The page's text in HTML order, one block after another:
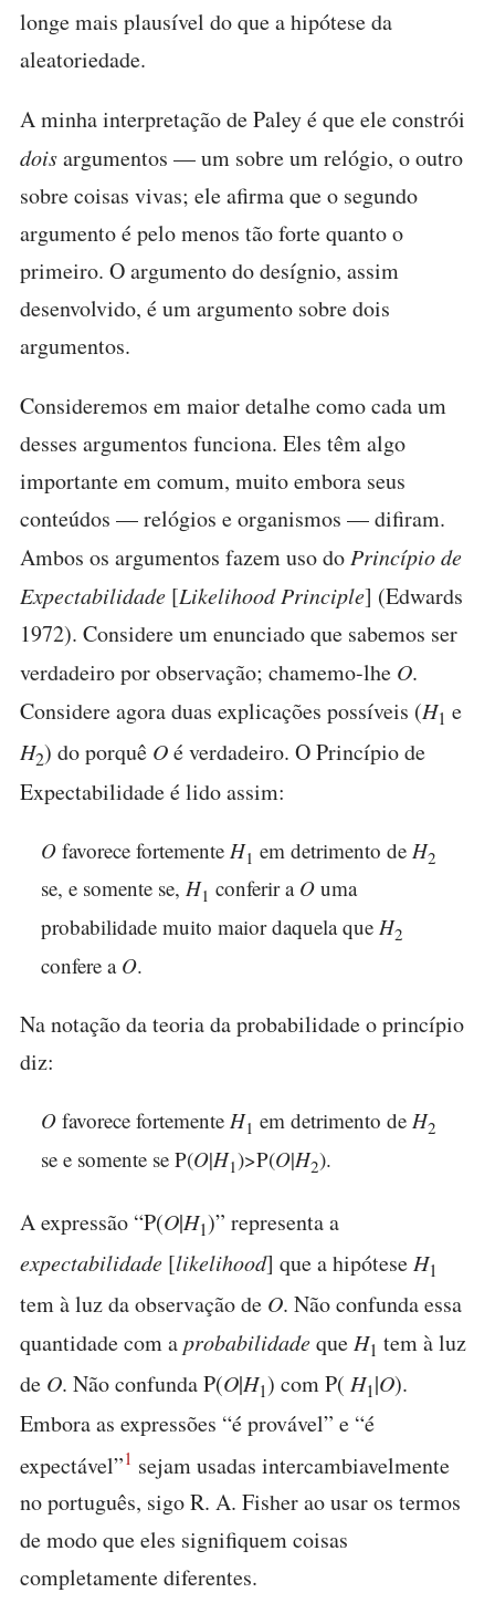
longe mais plausível do que a hipótese da
aleatoriedade.
A minha interpretação de Paley é que ele constrói
doisargumentos — um sobre um relógio, o outro
sobre coisas vivas; ele afirma que o segundo
argumento é pelo menos tão forte quanto o
primeiro. O argumento do desígnio, assim
desenvolvido, é um argumento sobre dois
argumentos.
Consideremos em maior detalhe como cada um
desses argumentos funciona. Eles têm algo
importante em comum, muito embora seus
conteúdos — relógios e organismos — difiram.
Ambos os argumentos fazem uso do Princípio de
Expectabilidade [Likelihood Principle] (Edwards
1972). Considere um enunciado que sabemos ser
verdadeiro por observação; chamemo-lhe O.
Considere agora duas explicações possíveis (H1 e
H2) do porquê Oé verdadeiro. O Princípio de
Expectabilidade é lido assim:
O favorece fortemente H1 em detrimento de H2
se, e somente se, H1 conferir a O uma
probabilidade muito maior daquela que H2
confere a O.
Na notação da teoria da probabilidade o princípio
diz:
O favorece fortemente H1 em detrimento de H2
se e somente se P(O|H1)>P(O|H2).
A expressão “P(O|H1)” representa a
expectabilidade [likelihood] que a hipótese H1
tem à luz da observação de O. Não confunda essa
quantidade com aprobabilidadeque H1 tem à luz
de O. Não confunda P(O|H1) com P( H1|O).
Embora as expressões “é provável” e “é
expectável”1 sejam usadas intercambiavelmente
no português, sigo R. A. Fisher ao usar os termos
de modo que eles signifiquem coisas
completamente diferentes.